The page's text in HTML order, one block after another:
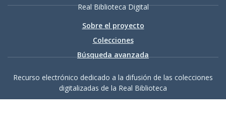
Real Biblioteca Digital
Sobre el proyecto
Colecciones
Búsqueda avanzada
Recurso electrónico dedicado a la difusión de las colecciones
digitalizadas de la Real Biblioteca